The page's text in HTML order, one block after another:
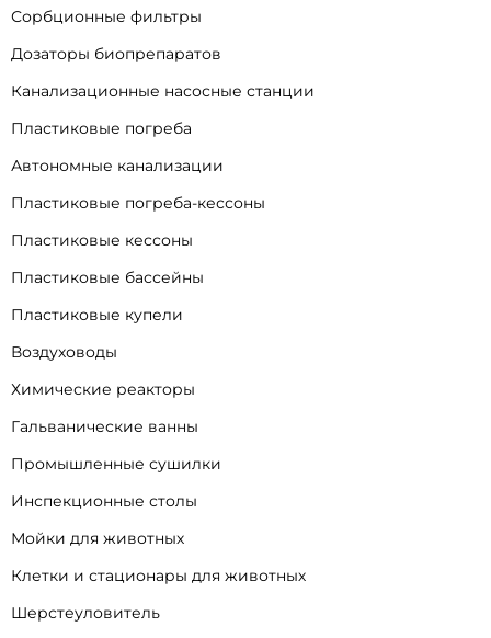
Сорбционные фильтры
Дозаторы биопрепаратов
Канализационные насосные станции
Пластиковые погреба
Автономные канализации
Пластиковые погреба-кессоны
Пластиковые кессоны
Пластиковые бассейны
Пластиковые купели
Воздуховоды
Химические реакторы
Гальванические ванны
Промышленные сушилки
Инспекционные столы
Мойки для животных
Клетки и стационары для животных
Шерстеуловитель